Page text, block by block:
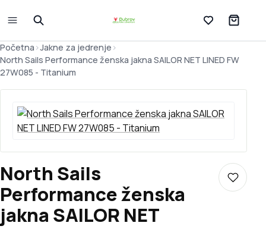
Lista želja
Početna >Jakne za jedrenje >
North Sails Performance ženska jakna SAILOR NET LINED FW
27W085 - Titanium
North Sails
Performance ženska
jakna SAILOR NET
Dodaj